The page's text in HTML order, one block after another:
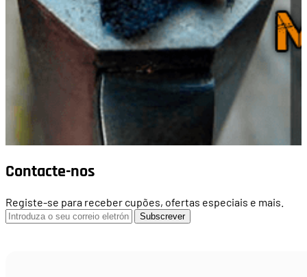
Contacte-nos
Registe-se para receber cupões, ofertas especiais e mais.
Subscrever